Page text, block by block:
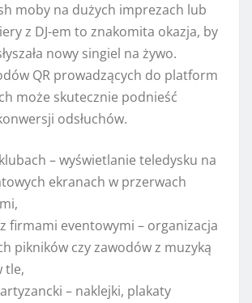
moby na dużych imprezach lub
z DJ-em to znakomita okazja, by
nowy singiel na żywo.
QR prowadzących do platform
może skutecznie podnieść
odsłuchów.
– wyświetlanie teledysku na
ekranach w przerwach
firmami eventowymi – organizacja
pikników czy zawodów z muzyką
tle,
– naklejki, plakaty